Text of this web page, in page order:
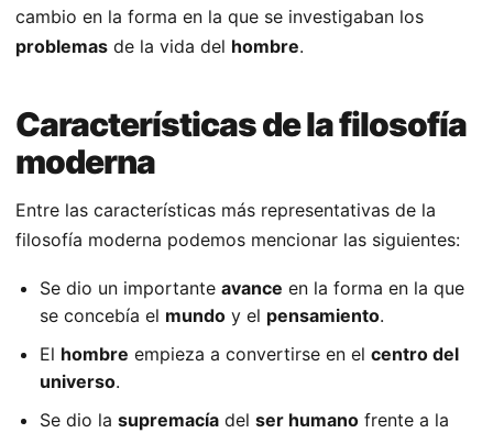
cambio en la forma en la que se investigaban los
problemas de la vida del hombre.
Características de la filosofía
moderna
Entre las características más representativas de la
filosofía moderna podemos mencionar las siguientes:
Se dio un importante avance en la forma en la que
se concebía el mundo y el pensamiento.
El hombre empieza a convertirse en el centro del
universo.
Se dio la supremacía del ser humano frente a la